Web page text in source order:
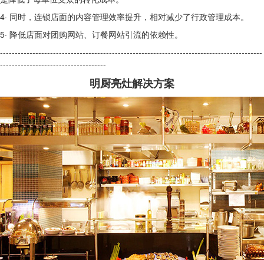
4· 同时，连锁店面的内容管理效率提升，相对减少了行政管理成本。
5· 降低店面对团购网站、订餐网站引流的依赖性。
-----------------------------------------------------------------------------------------
------------------------------------
明厨亮灶解决方案